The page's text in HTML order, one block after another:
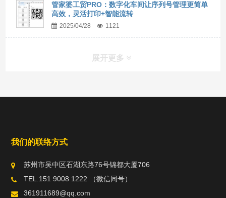
管家婆工贸PRO：数字化车间让序列号管理更简单
高效，灵活打印+智能流转
2025/04/28 1121
展开更多
我们的联络方式
苏州市吴中区石湖东路76号锦都大厦706
TEL:151 9008 1222 （微信同号）
361911689@qq.com